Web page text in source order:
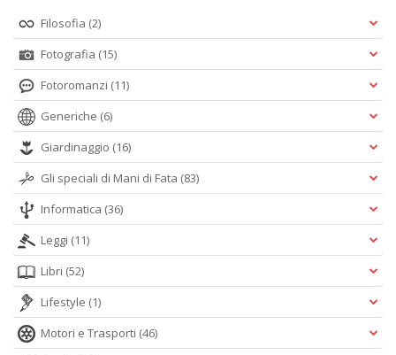
Filosofia (2)
Fotografia (15)
Fotoromanzi (11)
Generiche (6)
Giardinaggio (16)
Gli speciali di Mani di Fata (83)
Informatica (36)
Leggi (11)
Libri (52)
Lifestyle (1)
Motori e Trasporti (46)